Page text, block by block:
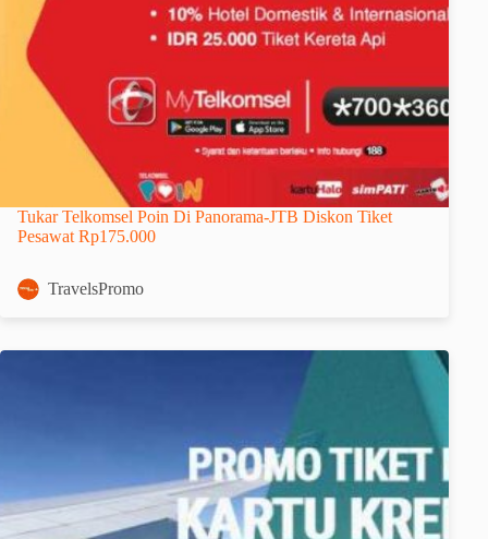
Tukar Telkomsel Poin Di Panorama-JTB Diskon Tiket
Pesawat Rp175.000
TravelsPromo